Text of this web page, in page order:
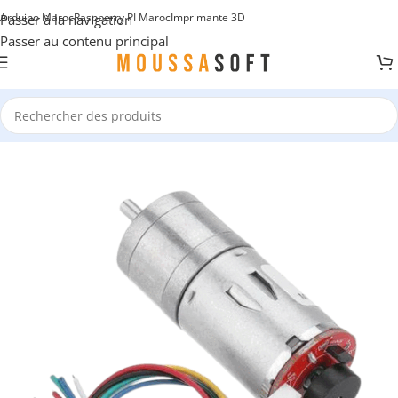
Passer à la navigation
Passer au contenu principal
Arduino MarocRaspberry PI MarocImprimante 3D